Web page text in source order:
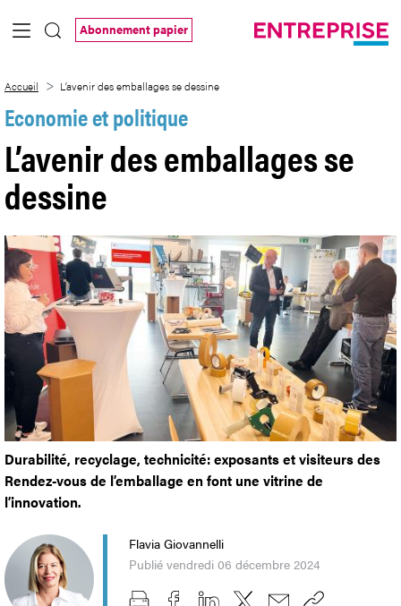
Saut au contenu principal
Abonnement papier
Accueil L’avenir des emballages se dessine
Economie et politique
L’avenir des emballages se
dessine
Durabilité, recyclage, technicité: exposants et visiteurs des
Rendez-vous de l’emballage en font une vitrine de
l’innovation.
Flavia Giovannelli
Publié vendredi 06 décembre 2024